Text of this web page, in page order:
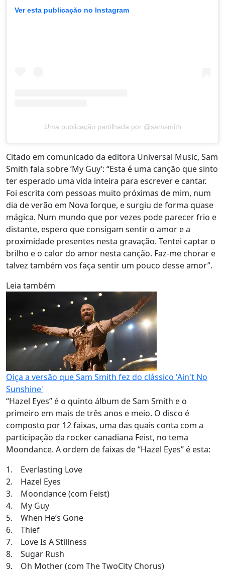
Ver esta publicação no Instagram
Uma publicação partilhada por @samsmith
Citado em comunicado da editora Universal Music, Sam
Smith fala sobre ‘My Guy’: “Esta é uma canção que sinto
ter esperado uma vida inteira para escrever e cantar.
Foi escrita com pessoas muito próximas de mim, num
dia de verão em Nova Iorque, e surgiu de forma quase
mágica. Num mundo que por vezes pode parecer frio e
distante, espero que consigam sentir o amor e a
proximidade presentes nesta gravação. Tentei captar o
brilho e o calor do amor nesta canção. Faz-me chorar e
talvez também vos faça sentir um pouco desse amor”.
Leia também
Oiça a versão que Sam Smith fez do clássico 'Ain't No
Sunshine'
“Hazel Eyes” é o quinto álbum de Sam Smith e o
primeiro em mais de três anos e meio. O disco é
composto por 12 faixas, uma das quais conta com a
participação da rocker canadiana Feist, no tema
Moondance. A ordem de faixas de “Hazel Eyes” é esta:
1. Everlasting Love
2. Hazel Eyes
3. Moondance (com Feist)
4. My Guy
5. When He’s Gone
6. Thief
7. Love Is A Stillness
8. Sugar Rush
9. Oh Mother (com The TwoCity Chorus)